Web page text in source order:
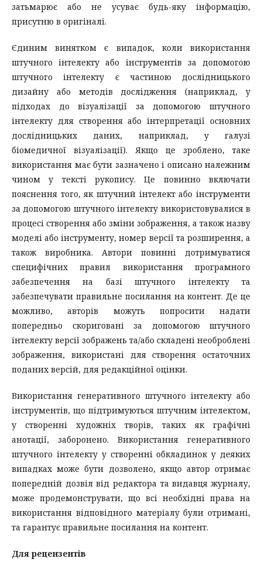
затьмарює або не усуває будь-яку інформацію,
присутню в оригіналі.
Єдиним винятком є ​​випадок, коли використання
штучного інтелекту або інструментів за допомогою
штучного інтелекту є частиною дослідницького
дизайну або методів дослідження (наприклад, у
підходах до візуалізації за допомогою штучного
інтелекту для створення або інтерпретації основних
дослідницьких даних, наприклад, у галузі
біомедичної візуалізації). Якщо це зроблено, таке
використання має бути зазначено і описано належним
чином у тексті рукопису. Це повинно включати
пояснення того, як штучний інтелект або інструменти
за допомогою штучного інтелекту використовувалися в
процесі створення або зміни зображення, а також назву
моделі або інструменту, номер версії та розширення, а
також виробника. Автори повинні дотримуватися
специфічних правил використання програмного
забезпечення на базі штучного інтелекту та
забезпечувати правильне посилання на контент. Де це
можливо, авторів можуть попросити надати
попередньо скориговані за допомогою штучного
інтелекту версії зображень та/або складені необроблені
зображення, використані для створення остаточних
поданих версій, для редакційної оцінки.
Використання генеративного штучного інтелекту або
інструментів, що підтримуються штучним інтелектом,
у створенні художніх творів, таких як графічні
анотації, заборонено. Використання генеративного
штучного інтелекту у створенні обкладинок у деяких
випадках може бути дозволено, якщо автор отримає
попередній дозвіл від редактора та видавця журналу,
може продемонструвати, що всі необхідні права на
використання відповідного матеріалу були отримані,
та гарантує правильне посилання на контент.
Для рецензентів